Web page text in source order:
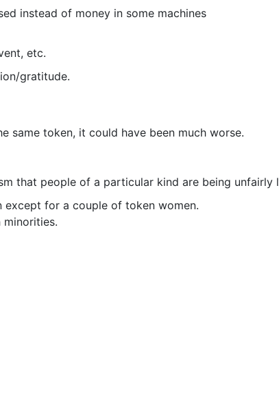
instead of money in some machines
etc.
gratitude.
same token, it could have been much worse.
that people of a particular kind are being unfairly
except for a couple of token women.